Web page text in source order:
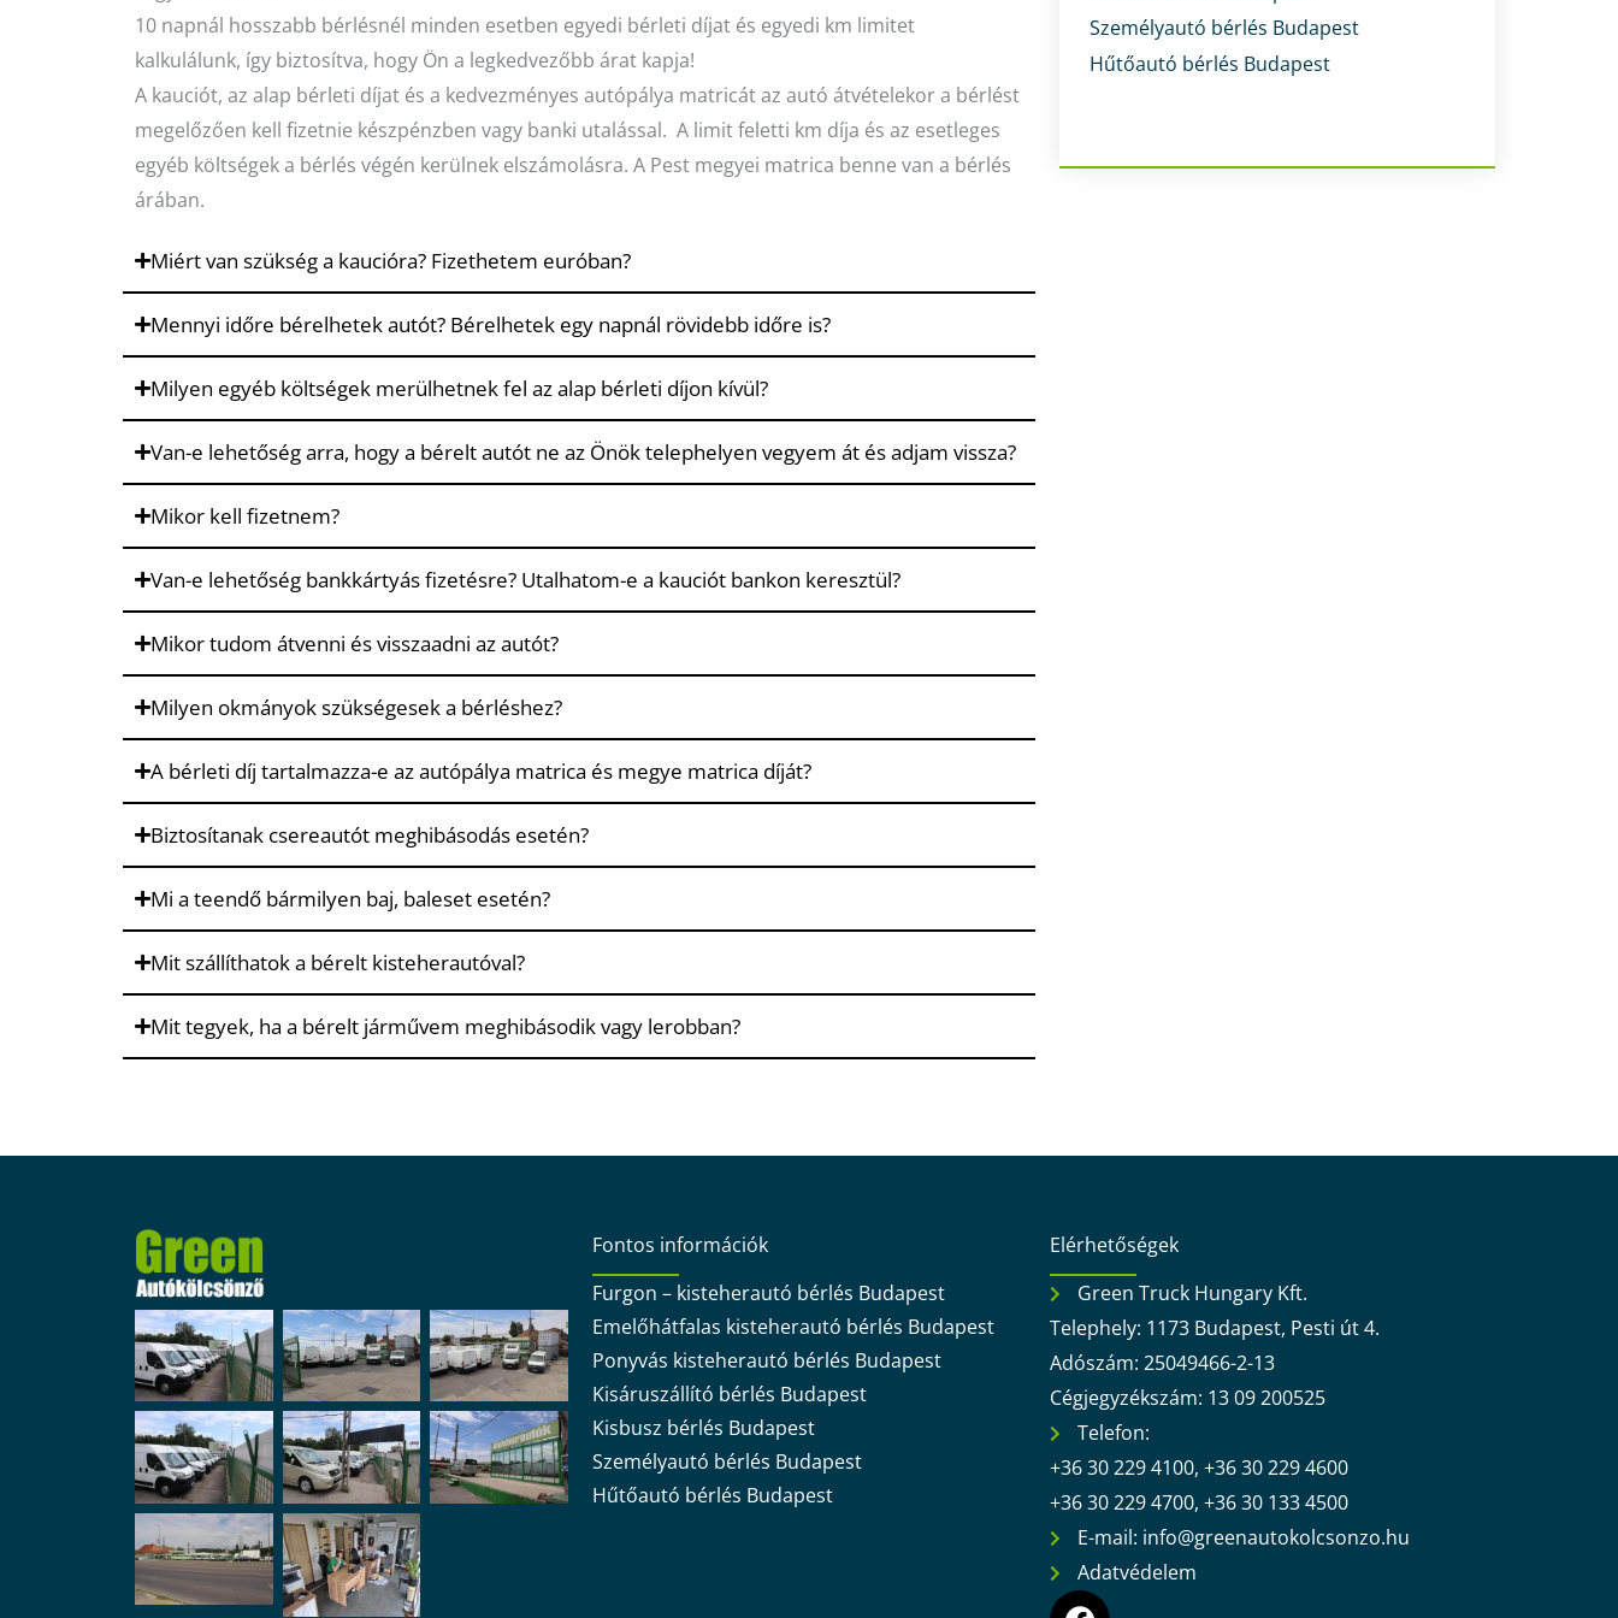
10 napnál hosszabb bérlésnél minden esetben egyedi bérleti díjat és egyedi km limitet
kalkulálunk, így biztosítva, hogy Ön a legkedvezőbb árat kapja!
A kauciót, az alap bérleti díjat és a kedvezményes autópálya matricát az autó átvételekor a bérlést
megelőzően kell fizetnie készpénzben vagy banki utalással. A limit feletti km díja és az esetleges
egyéb költségek a bérlés végén kerülnek elszámolásra. A Pest megyei matrica benne van a bérlés
árában.
Miért van szükség a kaucióra? Fizethetem euróban?
Mennyi időre bérelhetek autót? Bérelhetek egy napnál rövidebb időre is?
Milyen egyéb költségek merülhetnek fel az alap bérleti díjon kívül?
Van-e lehetőség arra, hogy a bérelt autót ne az Önök telephelyen vegyem át és adjam vissza?
Mikor kell fizetnem?
Van-e lehetőség bankkártyás fizetésre? Utalhatom-e a kauciót bankon keresztül?
Mikor tudom átvenni és visszaadni az autót?
Milyen okmányok szükségesek a bérléshez?
A bérleti díj tartalmazza-e az autópálya matrica és megye matrica díját?
Biztosítanak csereautót meghibásodás esetén?
Mi a teendő bármilyen baj, baleset esetén?
Mit szállíthatok a bérelt kisteherautóval?
Mit tegyek, ha a bérelt járművem meghibásodik vagy lerobban?
Személyautó bérlés Budapest
Hűtőautó bérlés Budapest
Fontos információk
Furgon – kisteherautó bérlés Budapest
Emelőhátfalas kisteherautó bérlés Budapest
Ponyvás kisteherautó bérlés Budapest
Kisáruszállító bérlés Budapest
Kisbusz bérlés Budapest
Személyautó bérlés Budapest
Hűtőautó bérlés Budapest
Elérhetőségek
Green Truck Hungary Kft.
Telephely: 1173 Budapest, Pesti út 4.
Adószám: 25049466-2-13
Cégjegyzékszám: 13 09 200525
Telefon:
+36 30 229 4100, +36 30 229 4600
+36 30 229 4700, +36 30 133 4500
E-mail: info@greenautokolcsonzo.hu
Adatvédelem
F